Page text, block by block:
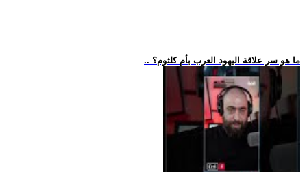
.. ما هو سر علاقة اليهود العرب بأم كلثوم؟